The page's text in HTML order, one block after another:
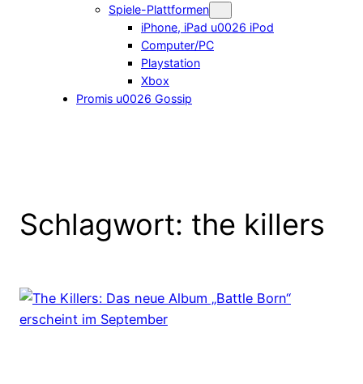
Spiele-Plattformen
iPhone, iPad u0026 iPod
Computer/PC
Playstation
Xbox
Promis u0026 Gossip
Schlagwort: the killers